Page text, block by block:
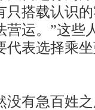
只搭载认识
营运。”这些
代表选择乘
有急百姓之